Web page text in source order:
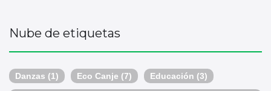
Nube de etiquetas
Danzas (1) Eco Canje (7) Educación (3)